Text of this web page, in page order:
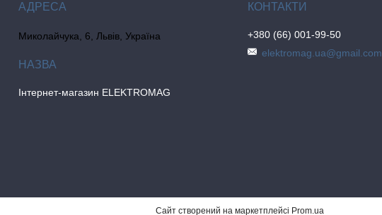
Миколайчука, 6, Львів, Україна
Інтернет-магазин ELEKTROMAG
+380 (66) 001-99-50
elektromag.ua@gmail.com
Сайт створений на маркетплейсі Prom.ua